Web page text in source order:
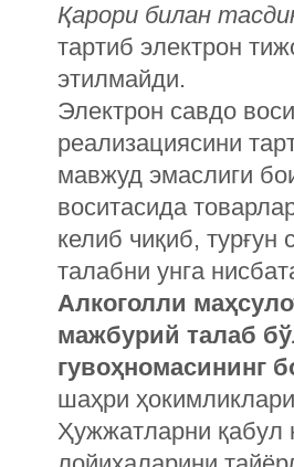
Қарори билан
тартиб электрон
этилмайди.
Электрон савдо
реализациясини
мавжуд эмаслиги
воситасида
келиб чиқиб,
талабни унга
Алкоголли
мажбурий талаб
гувоҳномасининг
шаҳри
Ҳужжатларни қабул